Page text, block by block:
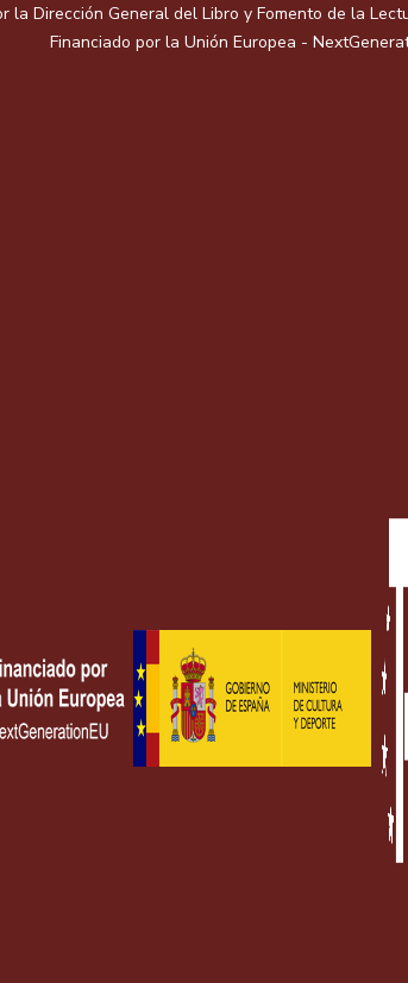
la Dirección General del Libro y Fomento de la
Financiado por la Unión Europea -